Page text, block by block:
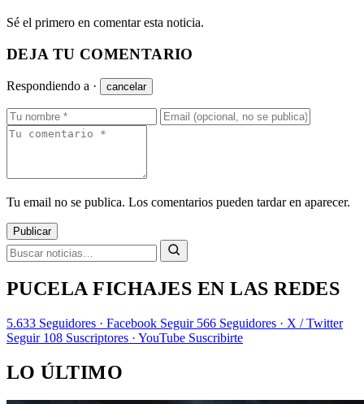
Sé el primero en comentar esta noticia.
DEJA TU COMENTARIO
Respondiendo a · cancelar
Tu email no se publica. Los comentarios pueden tardar en aparecer.
Publicar
PUCELA FICHAJES EN LAS REDES
5.633 Seguidores · Facebook Seguir 566 Seguidores · X / Twitter
Seguir 108 Suscriptores · YouTube Suscribirte
LO ÚLTIMO